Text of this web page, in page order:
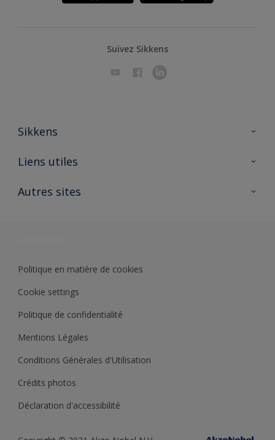
Suivez Sikkens
Sikkens
A propos de Sikkens
Liens utiles
Ouvrir un magasin PASS
Autres sites
Politique en matière de cookies
Cookie settings
Politique de confidentialité
Mentions Légales
Conditions Générales d'Utilisation
Crédits photos
Déclaration d'accessibilité